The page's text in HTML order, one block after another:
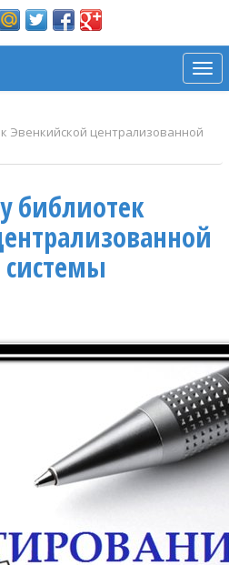
Эвенкийской централизованной
библиотек